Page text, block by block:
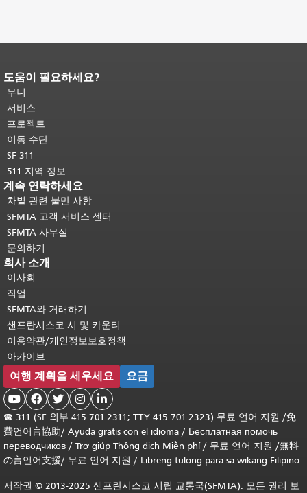
페이지 내용 끝입니다.이 페이지의 나
머지 내용은 모든 페이지에 반복됩니
다.메인 콘텐츠 상단으로 돌아가려면
여기를 클릭하십시오
도움이 필요하세요?
무니
서비스
프로젝트
이동 수단
SF 311
511 지역 정보
계속 연락하세요
차별 관련 불만 사항
SFMTA 고객 서비스 센터
SFMTA 사무실
문의하기
회사 소개
이사회
직업
SFMTA와 거래하기
샌프란시스코 시 및 카운티
이용약관/개인정보보호정책
아카이브
여행 계획을 세우세요 요금
    
☎ 311 (SF 외부 415.701.2311; TTY 415.701.2323) 무료 언어 지원 /免
費언어言協助/ Ayuda gratis con el idioma / Бесплатная помочь
переводчиков / Trợ giúp Thông dịch Miễn phí/ 무료 언어 지원 /無料
の言언어支援/ 무료 언어 지원 / Libreng tulong para sa wikang Filipino
저작권 © 2013-2025 샌프란시스코 시립 교통국(SFMTA). 모든 권리 보